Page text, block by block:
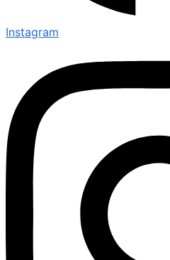
Instagram